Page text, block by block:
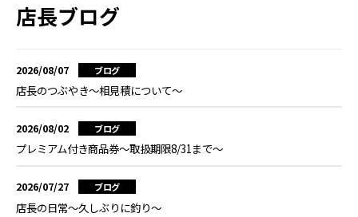
店長ブログ
2026/08/07 ブログ
店長のつぶやき～相見積について～
2026/08/02 ブログ
プレミアム付き商品券～取扱期限8/31まで～
2026/07/27 ブログ
店長の日常～久しぶりに釣り～